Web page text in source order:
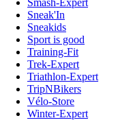
Sneak'In
Sneakids
Sport is good
Training-Fit
Trek-Expert
Triathlon-Expert
TripNBikers
Vélo-Store
Winter-Expert